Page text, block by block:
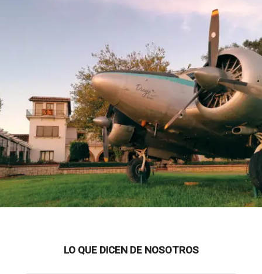
LO QUE DICEN DE NOSOTROS